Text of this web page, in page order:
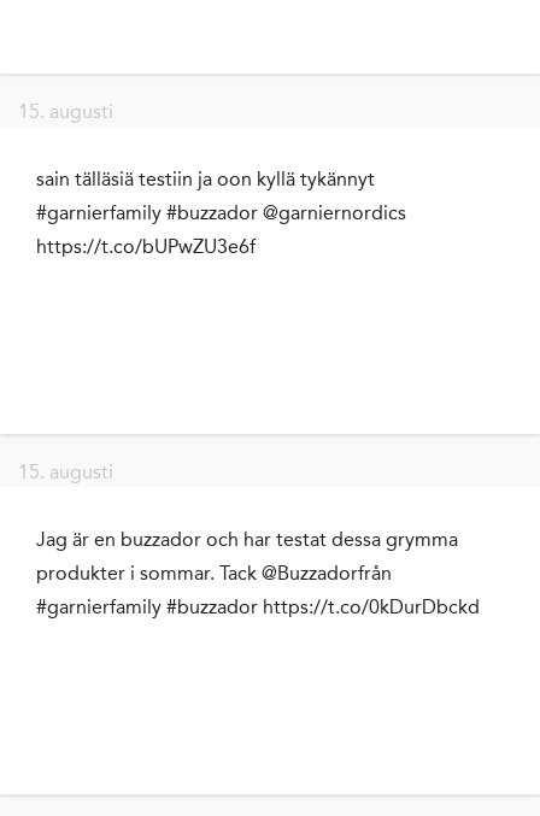
15. augusti
sain tälläsiä testiin ja oon kyllä tykännyt
#garnierfamily #buzzador @garniernordics
https://t.co/bUPwZU3e6f
15. augusti
Jag är en buzzador och har testat dessa grymma
produkter i sommar. Tack @Buzzadorfrån
#garnierfamily #buzzador https://t.co/0kDurDbckd